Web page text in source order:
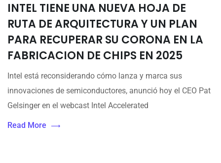
INTEL TIENE UNA NUEVA HOJA DE
RUTA DE ARQUITECTURA Y UN PLAN
PARA RECUPERAR SU CORONA EN LA
FABRICACION DE CHIPS EN 2025
Intel está reconsiderando cómo lanza y marca sus
innovaciones de semiconductores, anunció hoy el CEO Pat
Gelsinger en el webcast Intel Accelerated
Read More